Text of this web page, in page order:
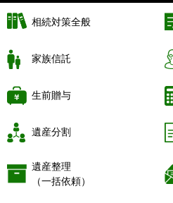
相続対策全般
家族信託
生前贈与
遺産分割
遺産整理
（一括依頼）